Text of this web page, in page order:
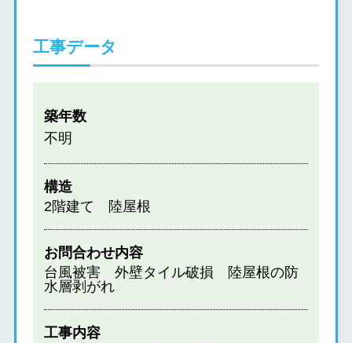
工事データ
築年数
不明
構造
2階建て 陸屋根
お問合わせ内容
台風被害 外壁タイル破損 陸屋根の防
水層剥がれ
工事内容